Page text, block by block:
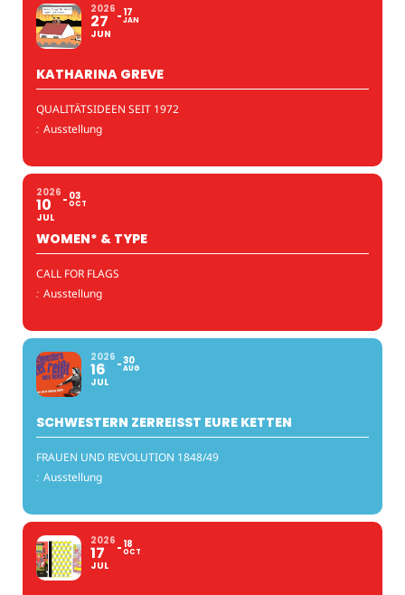
2026
27
JUN
17
JAN
KATHARINA GREVE
QUALITÄTSIDEEN SEIT 1972
: Ausstellung
2026
10
JUL
03
OCT
WOMEN* & TYPE
CALL FOR FLAGS
: Ausstellung
2026
16
JUL
30
AUG
SCHWESTERN ZERREISST EURE KETTEN
FRAUEN UND REVOLUTION 1848/49
: Ausstellung
2026
17
JUL
18
OCT